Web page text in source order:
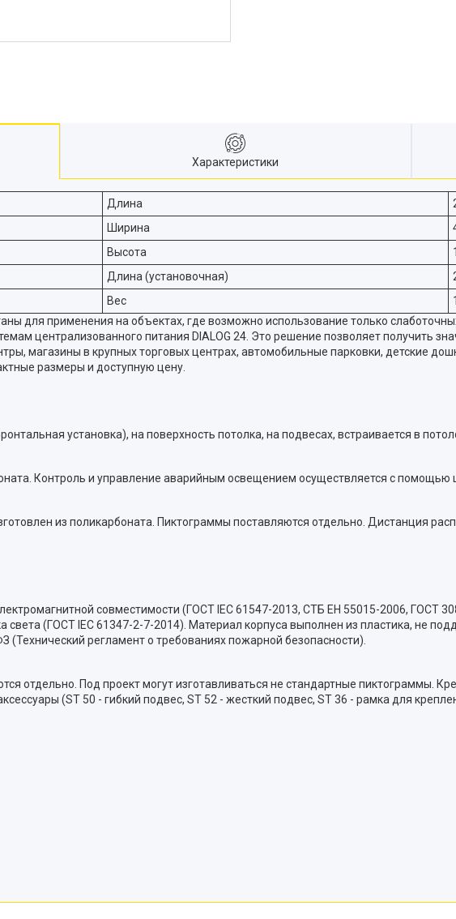
Характеристики
Длина
Ширина
Высота
Длина (установочная)
Вес
для применения на объектах, где возможно использование только
централизованного питания DIALOG 24. Это решение позволяет получить
магазины в крупных торговых центрах, автомобильные парковки, детские
размеры и доступную цену.
установка), на поверхность потолка, на подвесах, встраивается в
Контроль и управление аварийным освещением осуществляется с помощью
из поликарбоната. Пиктограммы поставляются отдельно. Дистанция
совместимости (ГОСТ IEC 61547-2013, СТБ ЕН 55015-2006, ГОСТ
света (ГОСТ IEC 61347-2-7-2014). Материал корпуса выполнен из пластика, не
регламент о требованиях пожарной безопасности).
отдельно. Под проект могут изготавливаться не стандартные пиктограммы.
(ST 50 - гибкий подвес, ST 52 - жесткий подвес, ST 36 - рамка для